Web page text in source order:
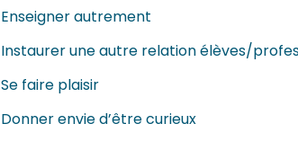
Enseigner autrement
Instaurer une autre relation élèves/
Se faire plaisir
Donner envie d’être curieux